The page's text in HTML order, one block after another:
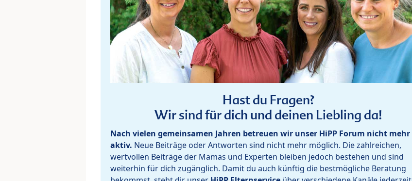
Hast du Fragen?
Wir sind für dich und deinen Liebling da!
Nach vielen gemeinsamen Jahren betreuen wir unser HiPP Forum nicht mehr
aktiv. Neue Beiträge oder Antworten sind nicht mehr möglich. Die zahlreichen,
wertvollen Beiträge der Mamas und Experten bleiben jedoch bestehen und sind
weiterhin für dich zugänglich. Damit du auch künftig die bestmögliche Beratung